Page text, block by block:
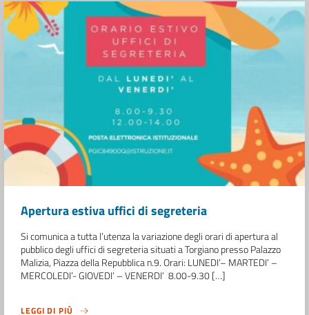
Apertura estiva uffici di segreteria
Si comunica a tutta l’utenza la variazione degli orari di apertura al
pubblico degli uffici di segreteria situati a Torgiano presso Palazzo
Malizia, Piazza della Repubblica n.9. Orari: LUNEDI’– MARTEDI’ –
MERCOLEDI’- GIOVEDI’ – VENERDI’ 8.00-9.30 […]
LEGGI DI PIÙ